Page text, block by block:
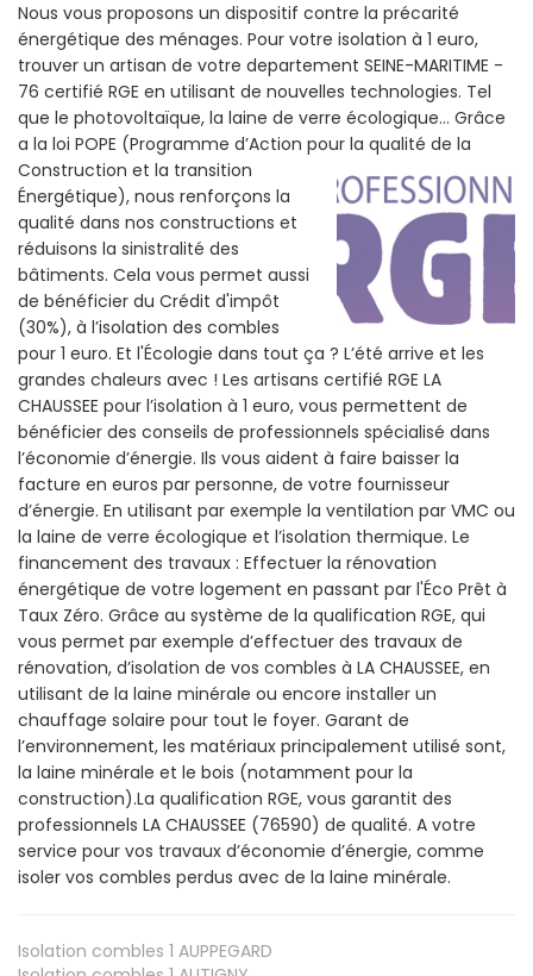
Nous vous proposons un dispositif contre la précarité
énergétique des ménages. Pour votre isolation à 1 euro,
trouver un artisan de votre departement SEINE-MARITIME -
76 certifié RGE en utilisant de nouvelles technologies. Tel
que le photovoltaïque, la laine de verre écologique... Grâce
a la loi POPE (Programme d’Action pour la qualité de la
Construction et la transition
Énergétique), nous renforçons la
qualité dans nos constructions et
réduisons la sinistralité des
bâtiments. Cela vous permet aussi
de bénéficier du Crédit d'impôt
(30%), à l’isolation des combles
pour 1 euro. Et l'Écologie dans tout ça ? L’été arrive et les
grandes chaleurs avec ! Les artisans certifié RGE LA
CHAUSSEE pour l’isolation à 1 euro, vous permettent de
bénéficier des conseils de professionnels spécialisé dans
l’économie d’énergie. Ils vous aident à faire baisser la
facture en euros par personne, de votre fournisseur
d’énergie. En utilisant par exemple la ventilation par VMC ou
la laine de verre écologique et l’isolation thermique. Le
financement des travaux : Effectuer la rénovation
énergétique de votre logement en passant par l'Éco Prêt à
Taux Zéro. Grâce au système de la qualification RGE, qui
vous permet par exemple d’effectuer des travaux de
rénovation, d’isolation de vos combles à LA CHAUSSEE, en
utilisant de la laine minérale ou encore installer un
chauffage solaire pour tout le foyer. Garant de
l’environnement, les matériaux principalement utilisé sont,
la laine minérale et le bois (notamment pour la
construction).La qualification RGE, vous garantit des
professionnels LA CHAUSSEE (76590) de qualité. A votre
service pour vos travaux d’économie d’énergie, comme
isoler vos combles perdus avec de la laine minérale.
Isolation combles 1 AUPPEGARD